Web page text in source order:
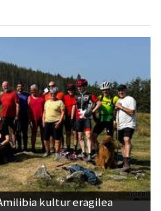
kultur eragilea